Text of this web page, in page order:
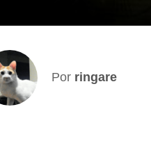
Por ringare